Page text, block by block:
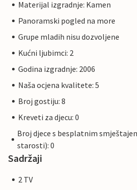
Materijal izgradnje: Kamen
Panoramski pogled na more
Grupe mladih nisu dozvoljene
Kućni ljubimci: 2
Godina izgradnje: 2006
Naša ocjena kvalitete: 5
Broj gostiju: 8
Kreveti za djecu: 0
Broj djece s besplatnim
starosti): 0
Sadržaji
2 TV